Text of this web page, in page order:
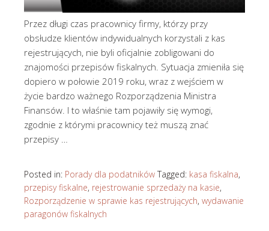
Przez długi czas pracownicy firmy, którzy przy
obsłudze klientów indywidualnych korzystali z kas
rejestrujących, nie byli oficjalnie zobligowani do
znajomości przepisów fiskalnych. Sytuacja zmieniła się
dopiero w połowie 2019 roku, wraz z wejściem w
życie bardzo ważnego Rozporządzenia Ministra
Finansów. I to właśnie tam pojawiły się wymogi,
zgodnie z którymi pracownicy też muszą znać
przepisy …
Posted in: Porady dla podatników Tagged: kasa fiskalna,
przepisy fiskalne, rejestrowanie sprzedaży na kasie,
Rozporządzenie w sprawie kas rejestrujących, wydawanie
paragonów fiskalnych